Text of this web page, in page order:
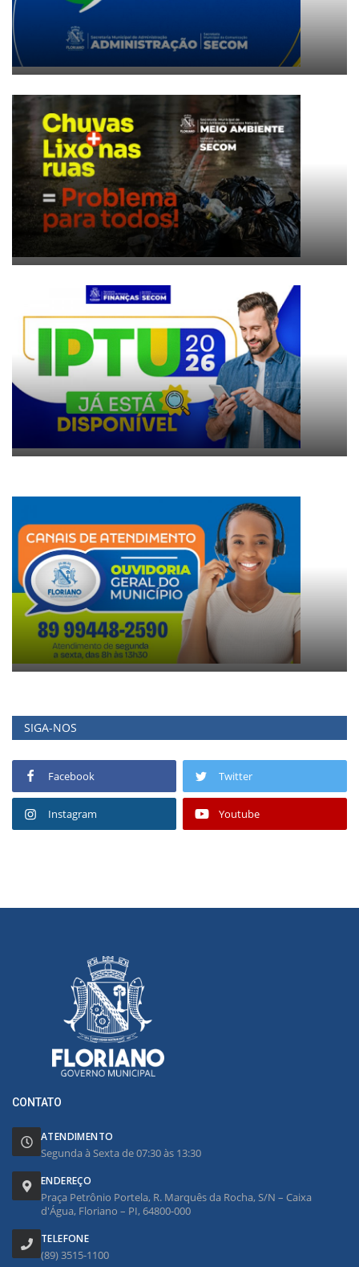
SIGA-NOS
Facebook Twitter
Instagram Youtube
CONTATO
ATENDIMENTO
Segunda à Sexta de 07:30 às 13:30
ENDEREÇO
Praça Petrônio Portela, R. Marquês da Rocha, S/N – Caixa
d'Água, Floriano – PI, 64800-000
TELEFONE
(89) 3515-1100